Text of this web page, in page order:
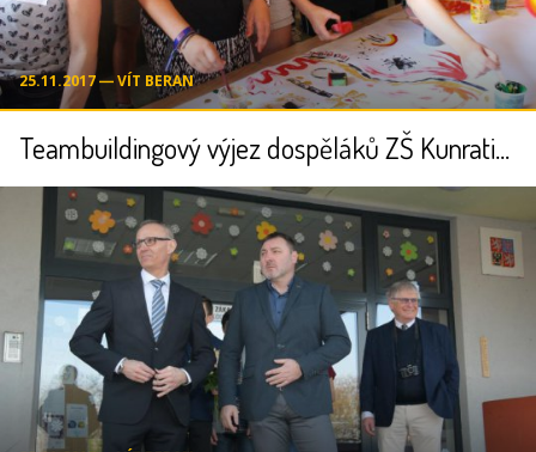
25.11.2017 ― VÍT BERAN
Teambuildingový výjez dospěláků ZŠ Kunratice - 28. - 29.8.2017